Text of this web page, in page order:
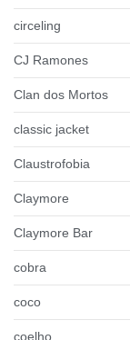
circeling
CJ Ramones
Clan dos Mortos
classic jacket
Claustrofobia
Claymore
Claymore Bar
cobra
coco
coelho